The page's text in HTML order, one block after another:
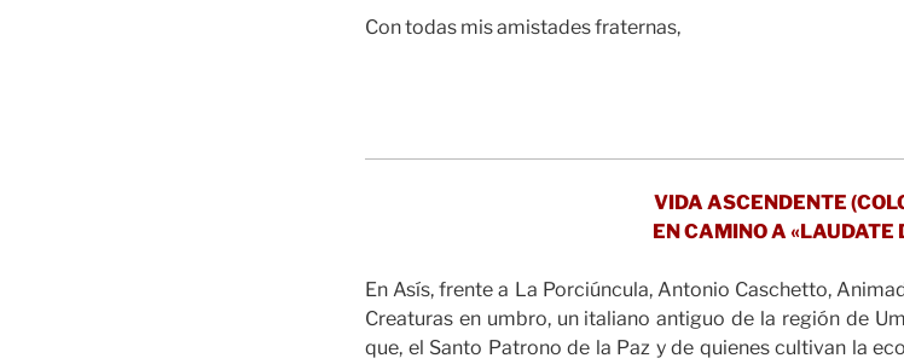
Con todas mis amistades fraternas,
VIDA ASCENDENTE
EN CAMINO A «LAUDATE
En Asís, frente a La Porciúncula, Antonio Caschetto,
Creaturas en umbro, un italiano antiguo de la región de
que, el Santo Patrono de la Paz y de quienes cultivan la